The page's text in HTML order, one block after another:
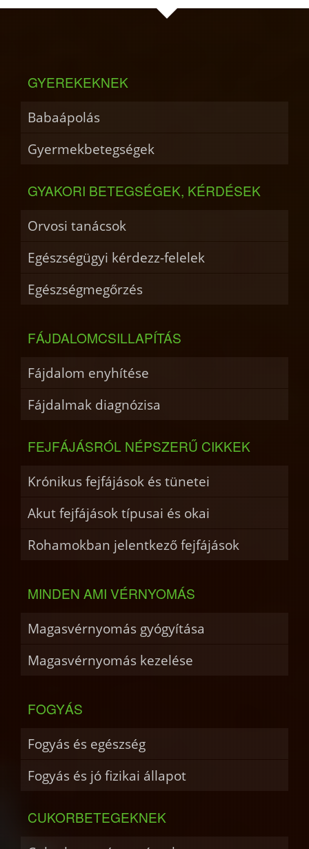
GYEREKEKNEK
Babaápolás
Gyermekbetegségek
GYAKORI BETEGSÉGEK, KÉRDÉSEK
Orvosi tanácsok
Egészségügyi kérdezz-felelek
Egészségmegőrzés
FÁJDALOMCSILLAPÍTÁS
Fájdalom enyhítése
Fájdalmak diagnózisa
FEJFÁJÁSRÓL NÉPSZERŰ CIKKEK
Krónikus fejfájások és tünetei
Akut fejfájások típusai és okai
Rohamokban jelentkező fejfájások
MINDEN AMI VÉRNYOMÁS
Magasvérnyomás gyógyítása
Magasvérnyomás kezelése
FOGYÁS
Fogyás és egészség
Fogyás és jó fizikai állapot
CUKORBETEGEKNEK